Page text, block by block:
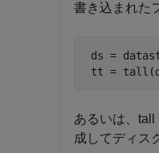
書き込まれた
ds =
tt =
あるいは、
成してディス